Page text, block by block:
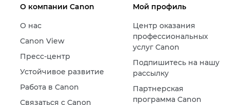
О компании Canon
О нас
Canon View
Пресс-центр
Устойчивое развитие
Работа в Canon
Связаться с Canon
Мой профиль
Центр оказания
профессиональных
услуг Canon
Подпишитесь на нашу
рассылку
Партнерская
программа Canon